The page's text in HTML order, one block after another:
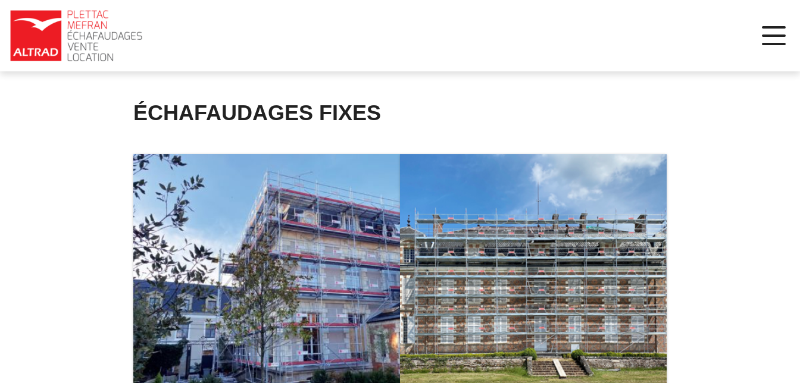
ÉCHAFAUDAGES FIXES
Panneau de gestion des cookies